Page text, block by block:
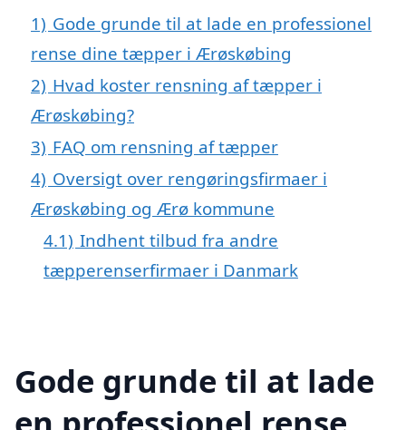
1) Gode grunde til at lade en professionel
rense dine tæpper i Ærøskøbing
2) Hvad koster rensning af tæpper i
Ærøskøbing?
3) FAQ om rensning af tæpper
4) Oversigt over rengøringsfirmaer i
Ærøskøbing og Ærø kommune
4.1) Indhent tilbud fra andre
tæpperenserfirmaer i Danmark
Gode grunde til at lade